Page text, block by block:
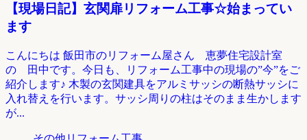
【現場日記】玄関扉リフォーム工事☆始まってい
ます
こんにちは 飯田市のリフォーム屋さん 恵夢住宅設計室
の 田中です。今日も、リフォーム工事中の現場の”今”をご
紹介します♪ 木製の玄関建具をアルミサッシの断熱サッシに
入れ替えを行います。サッシ周りの柱はそのまま生かします
が...